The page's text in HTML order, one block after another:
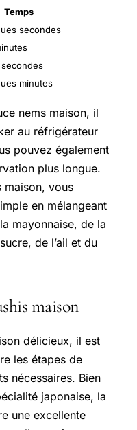
Temps
secondes
secondes
minutes
nems maison, il
au réfrigérateur
pouvez également
plus longue.
maison, vous
en mélangeant
mayonnaise, de la
de l’ail et du
maison
délicieux, il est
les étapes de
nécessaires. Bien
japonaise, la
une excellente